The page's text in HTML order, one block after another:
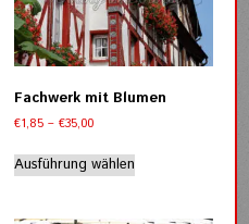
Fachwerk mit Blumen
€1,85 – €35,00Preisspanne:
bis
€35,00
Ausführung wählenProdukt